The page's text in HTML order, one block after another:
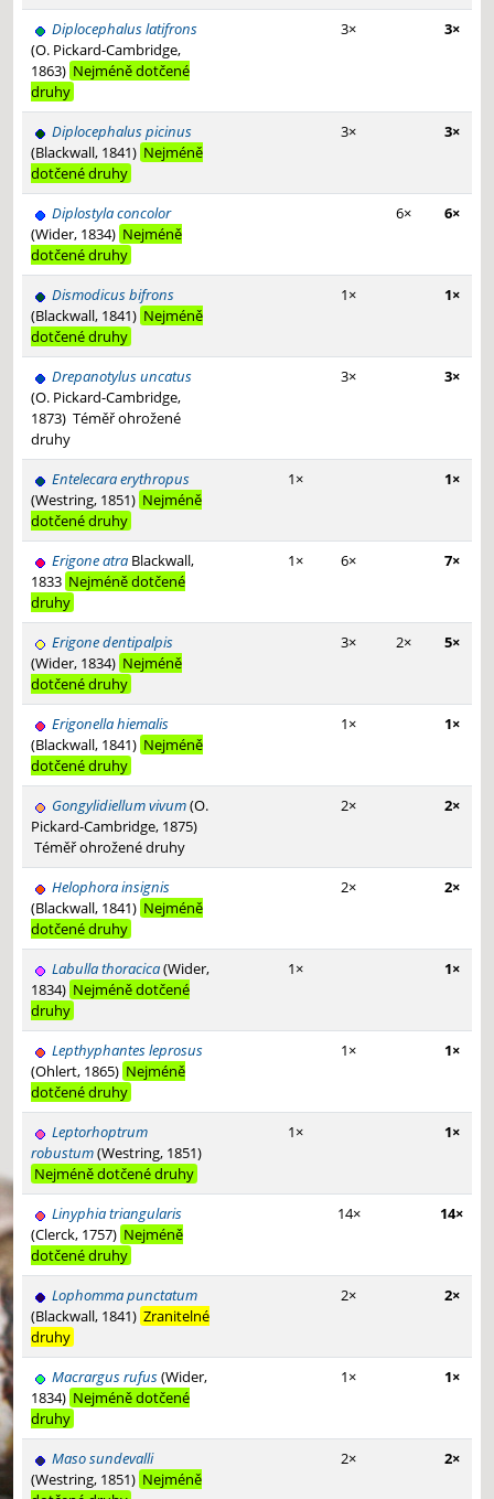
Diplocephalus latifrons
(O. Pickard-Cambridge,
1863) Nejméně dotčené
druhy
3× 3×
Diplocephalus picinus
(Blackwall, 1841) Nejméně
dotčené druhy
3× 3×
Diplostyla concolor
(Wider, 1834) Nejméně
dotčené druhy
6× 6×
Dismodicus bifrons
(Blackwall, 1841) Nejméně
dotčené druhy
1× 1×
Drepanotylus uncatus
(O. Pickard-Cambridge,
1873) Téměř ohrožené
druhy
3× 3×
Entelecara erythropus
(Westring, 1851) Nejméně
dotčené druhy
1× 1×
Erigone atra Blackwall,
1833 Nejméně dotčené
druhy
1× 6× 7×
Erigone dentipalpis
(Wider, 1834) Nejméně
dotčené druhy
3× 2× 5×
Erigonella hiemalis
(Blackwall, 1841) Nejméně
dotčené druhy
1× 1×
Gongylidiellum vivum(O.
Pickard-Cambridge, 1875)
Téměř ohrožené druhy
2× 2×
Helophora insignis
(Blackwall, 1841) Nejméně
dotčené druhy
2× 2×
Labulla thoracica(Wider,
1834) Nejméně dotčené
druhy
1× 1×
Lepthyphantes leprosus
(Ohlert, 1865) Nejméně
dotčené druhy
1× 1×
Leptorhoptrum
robustum(Westring, 1851)
Nejméně dotčené druhy
1× 1×
Linyphia triangularis
(Clerck, 1757) Nejméně
dotčené druhy
14× 14×
Lophomma punctatum
(Blackwall, 1841) Zranitelné
druhy
2× 2×
Macrargus rufus(Wider,
1834) Nejméně dotčené
druhy
1× 1×
Maso sundevalli
(Westring, 1851) Nejméně
2× 2×